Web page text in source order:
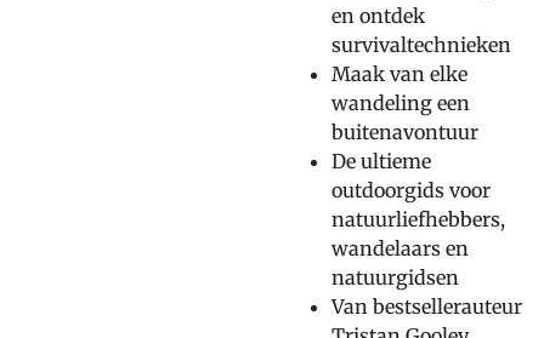
en ontdek
survivaltechnieken
Maak van elke
wandeling een
buitenavontuur
De ultieme
outdoorgids voor
natuurliefhebbers,
wandelaars en
natuurgidsen
Van bestsellerauteur